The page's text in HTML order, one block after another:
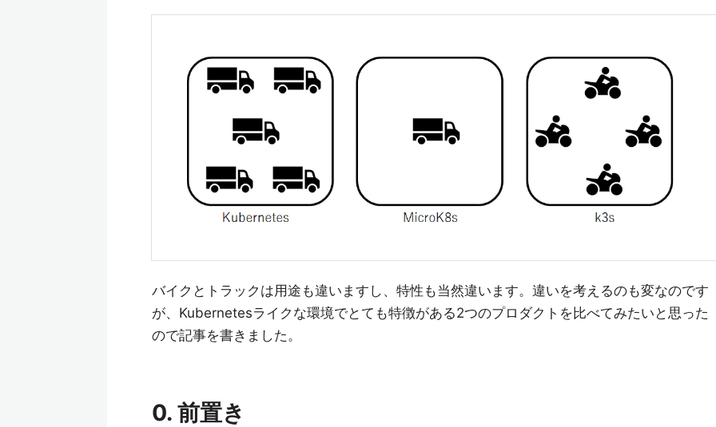
バイクとトラックは用途も違いますし、特性も当然違います。違いを考えるのも変なのです
が、Kubernetesライクな環境でとても特徴がある2つのプロダクトを比べてみたいと思った
ので記事を書きました。
0. 前置き